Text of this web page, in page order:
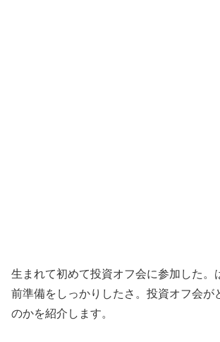
生まれて初めて投資オフ会に参加した。
前準備をしっかりしたさ。投資オフ会が
のかを紹介します。